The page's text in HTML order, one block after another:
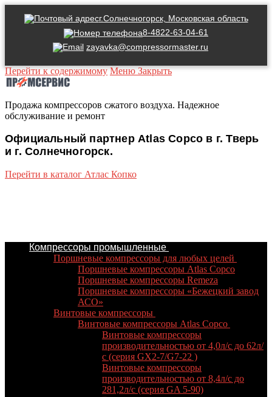
г.Солнечногорск, Московская область
8-4822-63-04-61
zayavka@compressormaster.ru
Перейти к содержимому Меню Закрыть
Продажа компрессоров сжатого воздуха. Надежное
обслуживание и ремонт
Официальный партнер Atlas Copco в г. Тверь
и г. Солнечногорск.
Перейти в каталог Атлас Копко
Компрессоры промышленные
Поршневые компрессоры для любых целей
Поршневые компрессоры Atlas Copco
Поршневые компрессоры Remeza
Поршневые компрессоры «Бежецкий завод
АСО»
Винтовые компрессоры
Винтовые компрессоры Atlas Copco
Винтовые компрессоры
производительностью от 4,0л/с до 62л/
с (серия GX2-7/G7-22 )
Винтовые компрессоры
производительностью от 8,4л/с до
281,2л/с (серия GA 5-90)